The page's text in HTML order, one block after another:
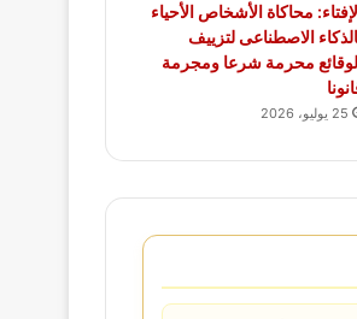
محاكاة الأشخاص الأحياء
الاصطناعى لتزييف
محرمة شرعا ومجرمة
25 يوليو، 2026